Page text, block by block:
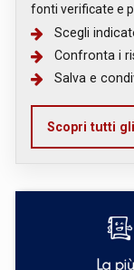
fonti verificate e
Scegli
Confronta i
Salva e
Scopri tutti